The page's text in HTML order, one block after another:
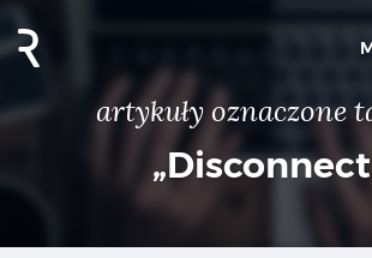
artykuły oznaczone